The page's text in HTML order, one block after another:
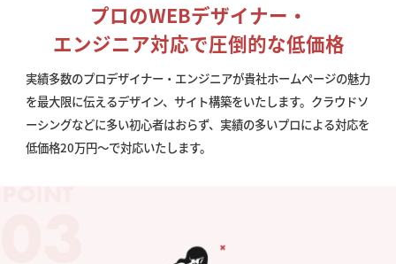
プロのWEBデザイナー・
エンジニア対応で圧倒的な低価格
実績多数のプロデザイナー・エンジニアが貴社ホームページの魅力
を最大限に伝えるデザイン、サイト構築をいたします。クラウドソ
ーシングなどに多い初心者はおらず、実績の多いプロによる対応を
低価格20万円〜で対応いたします。